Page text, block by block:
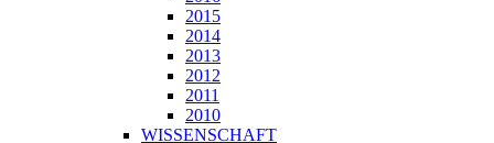
2015
2014
2013
2012
2011
2010
WISSENSCHAFT